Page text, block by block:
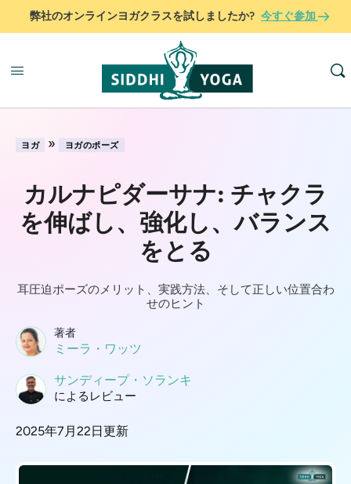
弊社のオンラインヨガクラスを試しましたか? 今すぐ参加
ヨガ » ヨガのポーズ
カルナピダーサナ: チャクラ
を伸ばし、強化し、バランス
をとる
耳圧迫ポーズのメリット、実践方法、そして正しい位置合わ
せのヒント
著者
ミーラ・ワッツ
サンディープ・ソランキ
によるレビュー
2025年7月22日更新